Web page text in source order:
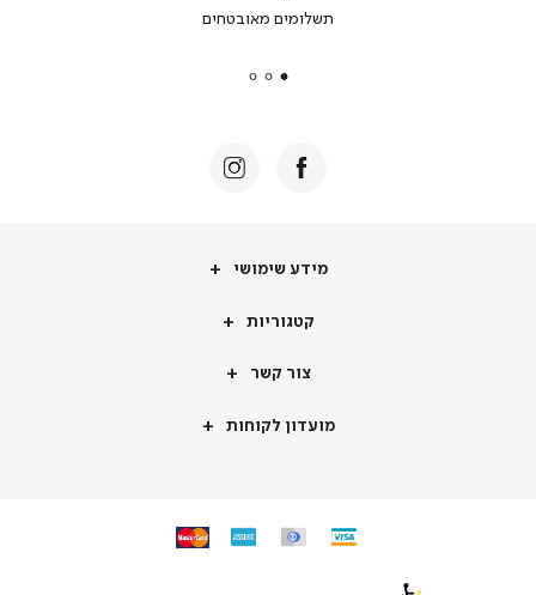
secure
תשלומים מאובטחים
מידע
מידע שימושי
קטגוריותקטגוריות
צור
צור קשר
מועדון
מועדון לקוחות